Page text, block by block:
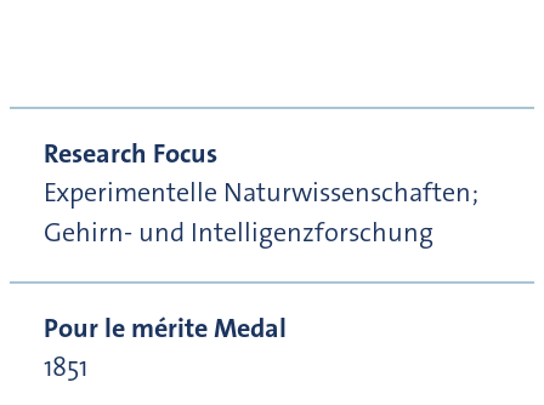
Research Focus
Experimentelle Naturwissenschaften;
Gehirn- und Intelligenzforschung
Pour le mérite Medal
1851